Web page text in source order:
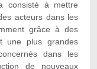
consisté à mettre
acteurs dans les
grâce à des
une plus grandes
dans les
de nouveaux